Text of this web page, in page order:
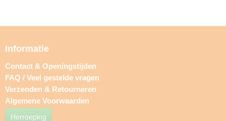
Informatie
Contact & Openingstijden
FAQ / Veel gestelde vragen
Verzenden & Retourneren
Algemene Voorwaarden
Herroeping